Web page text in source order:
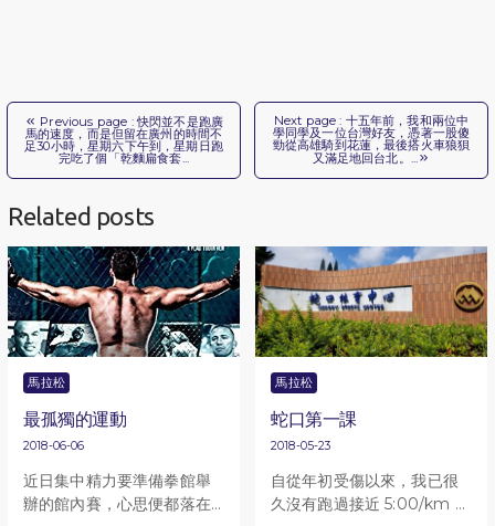
Previous page : 快閃並不是跑廣
馬的速度，而是但留在廣州的時間不
足30小時，星期六下午到，星期日跑
完吃了個「乾麵扁食套...
Next page : 十五年前，我和兩位中
學同學及一位台灣好友，憑著一股傻
勁從高雄騎到花蓮，最後搭火車狼狽
又滿足地回台北。...
Related posts
馬拉松
最孤獨的運動
2018-06-06
近日集中精力要準備拳館舉
辦的館內賽，心思便都落在
馬拉松
蛇口第一課
2018-05-23
自從年初受傷以來，我已很
久沒有跑過接近 5:00/km 的